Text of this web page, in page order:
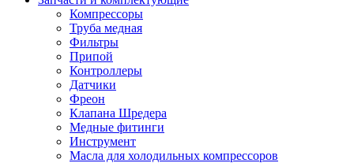
Компрессоры
Труба медная
Фильтры
Припой
Контроллеры
Датчики
Фреон
Клапана Шредера
Медные фитинги
Инструмент
Масла для холодильных компрессоров